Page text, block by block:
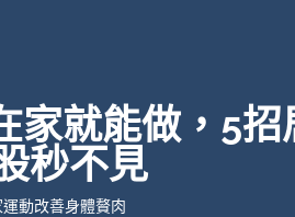
就能做，5
秒不見
運動改善身體贅肉